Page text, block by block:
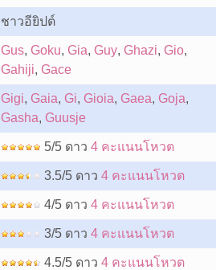
ชาวอียิปต์
Gus, Goku, Gia, Guy, Ghazi, Gio,
Gahiji, Gace
Gigi, Gaia, Gi, Gioia, Gaea, Goja,
Gasha, Guusje
5/5 ดาว 4 คะแนนโหวต
3.5/5 ดาว 4 คะแนนโหวต
4/5 ดาว 4 คะแนนโหวต
3/5 ดาว 4 คะแนนโหวต
4.5/5 ดาว 4 คะแนนโหวต